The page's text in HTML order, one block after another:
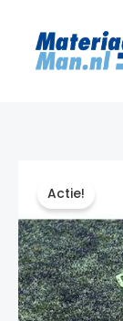
inhoud
Actie!